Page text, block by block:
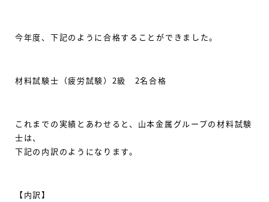
今年度、下記のように合格することができました。
材料試験士（疲労試験）2級 2名合格
これまでの実績とあわせると、山本金属グループの材料試験
士は、
下記の内訳のようになります。
【内訳】